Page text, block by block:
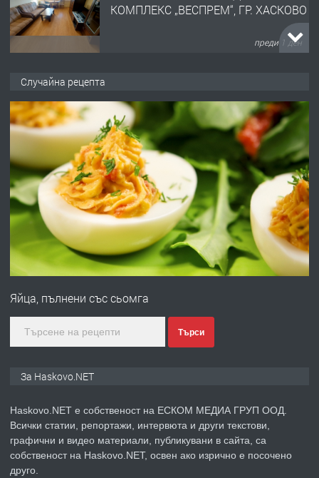
КОМПЛЕКС „ВЕСПРЕМ“, ГР. ХАСКОВО
преди 1 ден
АПАРТАМЕНТ В ЦЕНТЪРА НА ГР.
ХАСКОВО
преди 2 дни
ПРЕДЛАГА Давам гараж под наем
преди 2 дни
ПРЕДЛАГА
№4120 Магазин/Офис под наем в кв.
градската градина!
преди 3 дни
ПРЕДЛАГА
Продавам парцел в гр. Хасково кв.
Случайна рецепта
Яйца, пълнени със сьомга
Търси
За Haskovo.NET
Haskovo.NET е собственост на ЕСКОМ МЕДИА ГРУП ООД.
Всички статии, репортажи, интервюта и други текстови,
графични и видео материали, публикувани в сайта, са
собственост на Haskovo.NET, освен ако изрично е посочено
друго.